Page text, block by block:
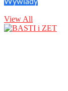
View All